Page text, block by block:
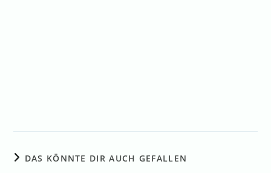
DAS KÖNNTE DIR AUCH GEFALLEN